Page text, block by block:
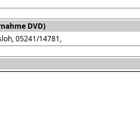
DVD)
05241/14781,